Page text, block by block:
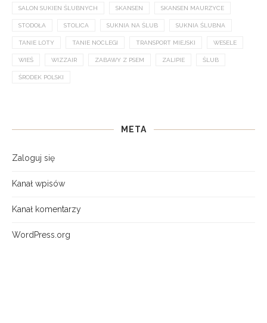
SALON SUKIEN ŚLUBNYCH SKANSEN SKANSEN MAURZYCE
STODOŁA STOLICA SUKNIA NA ŚLUB SUKNIA ŚLUBNA
TANIE LOTY TANIE NOCLEGI TRANSPORT MIEJSKI WESELE
WIEŚ WIZZAIR ZABAWY Z PSEM ZALIPIE ŚLUB
ŚRODEK POLSKI
META
Zaloguj się
Kanał wpisów
Kanał komentarzy
WordPress.org